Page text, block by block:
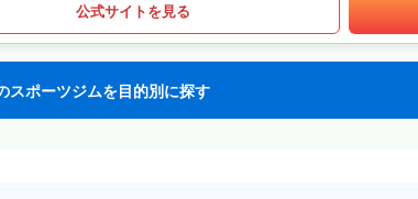
公式サイトを見る
スポーツジムを目的別に探す